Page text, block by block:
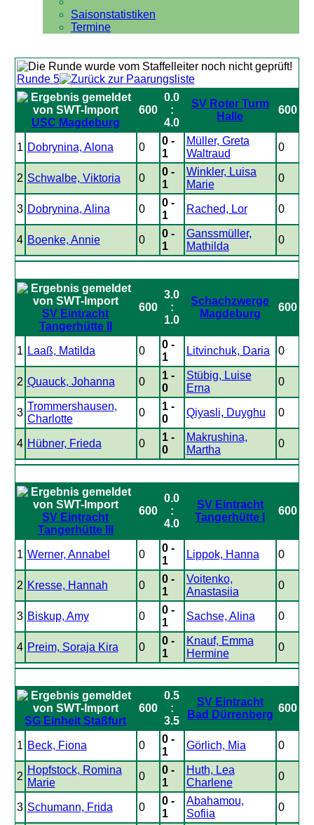
Saisonstatistiken
Termine
Runde 5
USC Magdeburg
600
0.0
:
4.0
SV Roter Turm
Halle
600
1 Dobrynina, Alona 0
0 -
1
Müller, Greta
Waltraud
0
2 Schwalbe, Viktoria 0
0 -
1
Winkler, Luisa
Marie
0
3 Dobrynina, Alina 0
0 -
1
Rached, Lor 0
4 Boenke, Annie 0
0 -
1
Ganssmüller,
Mathilda
0
SV Eintracht
Tangerhütte II
600
3.0
:
1.0
Schachzwerge
Magdeburg
600
1 Laaß, Matilda 0
0 -
1
Litvinchuk, Daria 0
2 Quauck, Johanna 0
1 -
0
Stübig, Luise
Erna
0
3
Trommershausen,
Charlotte
0
1 -
0
Qiyasli, Duyghu 0
4 Hübner, Frieda 0
1 -
0
Makrushina,
Martha
0
SV Eintracht
Tangerhütte III
600
0.0
:
4.0
SV Eintracht
Tangerhütte I
600
1 Werner, Annabel 0
0 -
1
Lippok, Hanna 0
2 Kresse, Hannah 0
0 -
1
Voitenko,
Anastasiia
0
3 Biskup, Amy 0
0 -
1
Sachse, Alina 0
4 Preim, Soraja Kira 0
0 -
1
Knauf, Emma
Hermine
0
SG Einheit Staßfurt
600
0.5
:
3.5
SV Eintracht
Bad Dürrenberg
600
1 Beck, Fiona 0
0 -
1
Görlich, Mia 0
2
Hopfstock, Romina
Marie
0
0 -
1
Huth, Lea
Charlene
0
3 Schumann, Frida 0
0 -
1
Abahamou,
Sofiia
0